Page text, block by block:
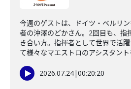
今週のゲストは、ドイツ・ベルリ
者の沖澤のどかさん。2回目も、指
き合い方。指揮者として世界で活
て様々なマエストロのアシスタン
2026.07.24|00:20:20